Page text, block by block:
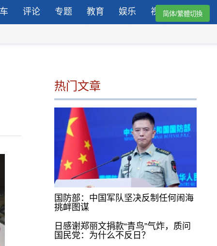
评论 专题 教育 娱乐 视频简体/繁體切換
热门文章
国防部：中国军队坚决反制任何闹海
挑衅图谋
日感谢郑丽文捐款“青鸟”气炸，质问
国民党：为什么不反日？